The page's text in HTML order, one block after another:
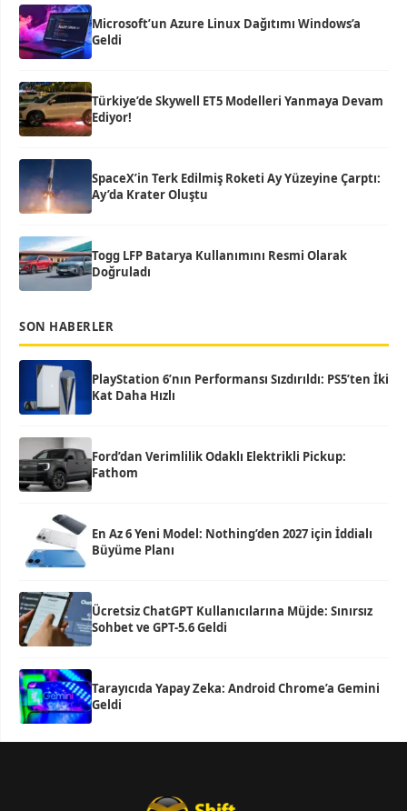
Microsoft’un Azure Linux Dağıtımı Windows’a
Geldi
Türkiye’de Skywell ET5 Modelleri Yanmaya Devam
Ediyor!
SpaceX’in Terk Edilmiş Roketi Ay Yüzeyine Çarptı:
Ay’da Krater Oluştu
Togg LFP Batarya Kullanımını Resmi Olarak
Doğruladı
SON HABERLER
PlayStation 6’nın Performansı Sızdırıldı: PS5’ten İki
Kat Daha Hızlı
Ford’dan Verimlilik Odaklı Elektrikli Pickup:
Fathom
En Az 6 Yeni Model: Nothing’den 2027 için İddialı
Büyüme Planı
Ücretsiz ChatGPT Kullanıcılarına Müjde: Sınırsız
Sohbet ve GPT-5.6 Geldi
Tarayıcıda Yapay Zeka: Android Chrome’a Gemini
Geldi